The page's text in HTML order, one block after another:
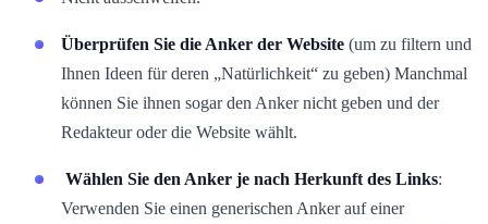
Überprüfen Sie die Anker der Website (um zu filtern und
Ihnen Ideen für deren „Natürlichkeit“ zu geben) Manchmal
können Sie ihnen sogar den Anker nicht geben und der
Redakteur oder die Website wählt.
Wählen Sie den Anker je nach Herkunft des Links:
Verwenden Sie einen generischen Anker auf einer